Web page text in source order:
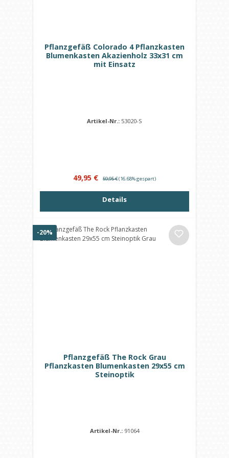
Pflanzgefäß Colorado 4 Pflanzkasten
Blumenkasten Akazienholz 33x31 cm
mit Einsatz
Artikel-Nr.: 53020-S
Verkaufspreis:
49,95 € Regulärer Preis:
59,95 €(16.68% gespart)
Details
-20% Rabatt
Pflanzgefäß The Rock Grau
Pflanzkasten Blumenkasten 29x55 cm
Steinoptik
Artikel-Nr.: 91064